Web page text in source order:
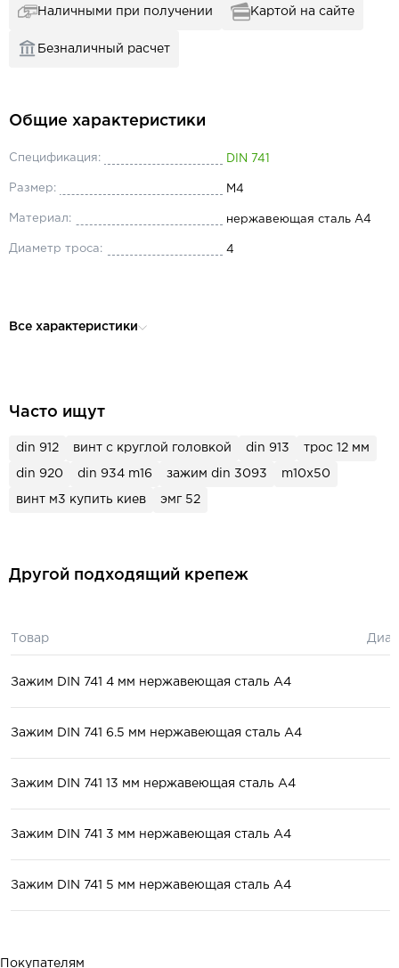
Наличными при получении Картой на сайте
Безналичный расчет
Общие характеристики
Спецификация: DIN 741
Размер: М4
Материал: нержавеющая сталь А4
Диаметр троса: 4
Все характеристики
Часто ищут
din 912 винт с круглой головкой din 913 трос 12 мм
din 920 din 934 m16 зажим din 3093 m10x50
винт м3 купить киев эмг 52
Другой подходящий крепеж
Товар
Зажим DIN 741 4 мм нержавеющая сталь А4
Зажим DIN 741 6.5 мм нержавеющая сталь А4
Зажим DIN 741 13 мм нержавеющая сталь А4
Зажим DIN 741 3 мм нержавеющая сталь А4
Зажим DIN 741 5 мм нержавеющая сталь А4
Покупателям